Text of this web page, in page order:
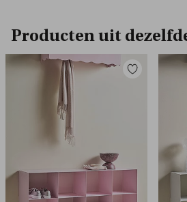
Producten uit
Toevoegen